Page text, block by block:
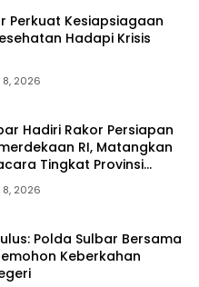
Perkuat Kesiapsiagaan
Hadapi Krisis
2026
Hadiri Rakor Persiapan
RI, Matangkan
Tingkat Provinsi
2026
Polda Sulbar Bersama
Keberkahan